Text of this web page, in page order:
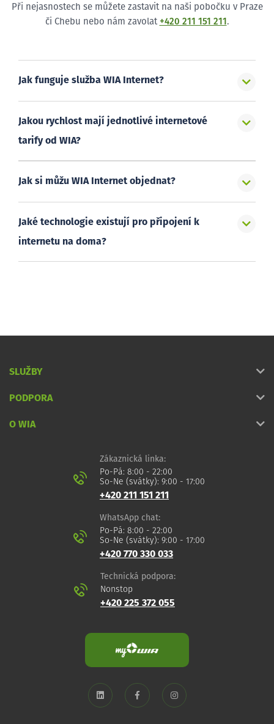
Při nejasnostech se můžete zastavit na naši pobočku v Praze
či Chebu nebo nám zavolat +420 211 151 211 .
Jak funguje služba WIA Internet?
Jakou rychlost mají jednotlivé internetové
tarify od WIA?
Jak si můžu WIA Internet objednat?
Jaké technologie existují pro připojení k
internetu na doma?
SLUŽBY
PODPORA
O WIA
Zákaznická linka:
Po-Pá: 8:00 - 22:00
So-Ne (svátky): 9:00 - 17:00
+420 211 151 211
WhatsApp chat:
Po-Pá: 8:00 - 22:00
So-Ne (svátky): 9:00 - 17:00
+420 770 330 033
Technická podpora:
Nonstop
+420 225 372 055